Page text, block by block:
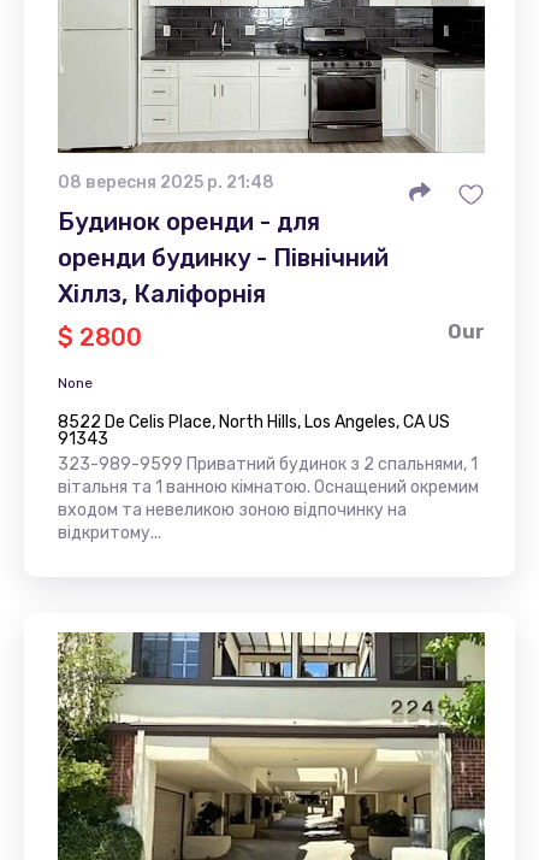
08 вересня 2025 р. 21:48
Будинок оренди - для
оренди будинку - Північний
Хіллз, Каліфорнія
$ 2800
Our
None
8522 De Celis Place, North Hills, Los Angeles, CA US
91343
323-989-9599 Приватний будинок з 2 спальнями, 1
вітальня та 1 ванною кімнатою. Оснащений окремим
входом та невеликою зоною відпочинку на
відкритому...